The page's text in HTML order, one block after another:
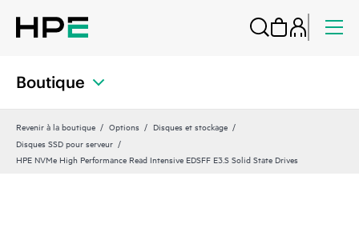
Boutique
Revenir à la boutique Options
Disques et stockage
Disques SSD pour serveur
HPE NVMe High Performance Read Intensive EDSFF E3.S Solid State Drives